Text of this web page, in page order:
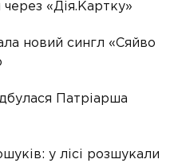
«Дія.Картку»
новий сингл «Сяйво
Патріарша
у лісі розшукали